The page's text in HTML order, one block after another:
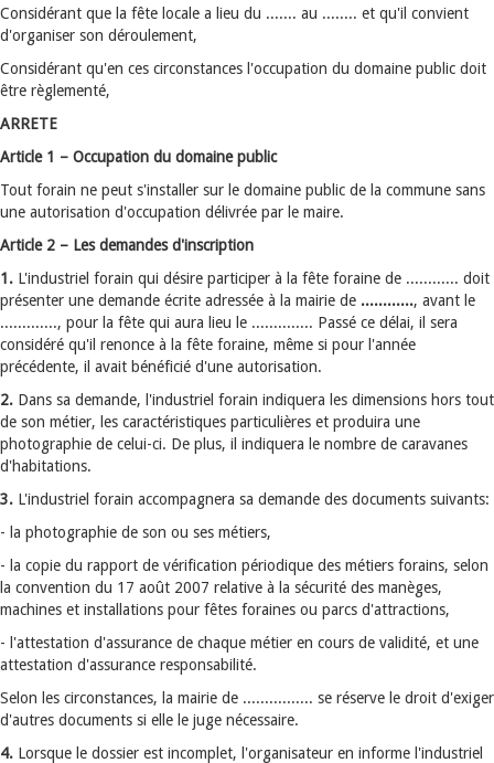
Considérant que la fête locale a lieu du ....... au ........ et qu'il convient
d'organiser son déroulement,
Considérant qu'en ces circonstances l'occupation du domaine public doit
être règlementé,
ARRETE
Article 1 – Occupation du domaine public
Tout forain ne peut s'installer sur le domaine public de la commune sans
une autorisation d'occupation délivrée par le maire.
Article 2 – Les demandes d'inscription
1. L'industriel forain qui désire participer à la fête foraine de ............ doit
présenter une demande écrite adressée à la mairie de ............, avant le
............., pour la fête qui aura lieu le .............. Passé ce délai, il sera
considéré qu'il renonce à la fête foraine, même si pour l'année
précédente, il avait bénéficié d'une autorisation.
2. Dans sa demande, l'industriel forain indiquera les dimensions hors tout
de son métier, les caractéristiques particulières et produira une
photographie de celui-ci. De plus, il indiquera le nombre de caravanes
d'habitations.
3. L'industriel forain accompagnera sa demande des documents suivants:
- la photographie de son ou ses métiers,
- la copie du rapport de vérification périodique des métiers forains, selon
la convention du 17 août 2007 relative à la sécurité des manèges,
machines et installations pour fêtes foraines ou parcs d'attractions,
- l'attestation d'assurance de chaque métier en cours de validité, et une
attestation d'assurance responsabilité.
Selon les circonstances, la mairie de ................ se réserve le droit d'exiger
d'autres documents si elle le juge nécessaire.
4. Lorsque le dossier est incomplet, l'organisateur en informe l'industriel